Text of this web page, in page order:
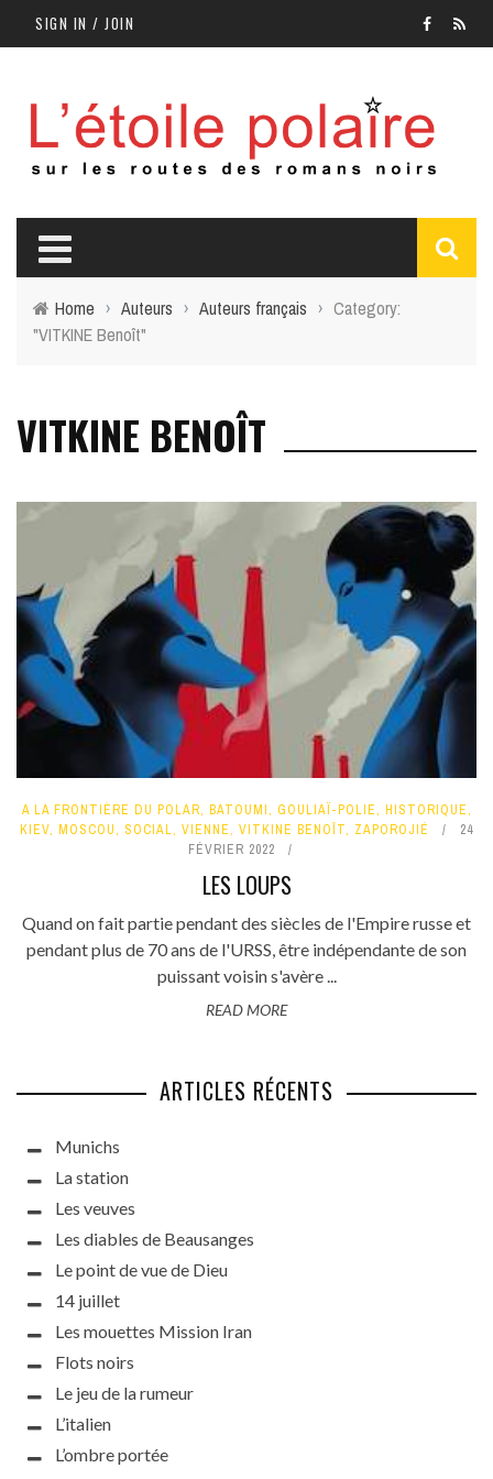
SIGN IN / JOIN
Home › Auteurs › Auteurs français › Category:
"VITKINE Benoît"
VITKINE BENOÎT
A LA FRONTIÈRE DU POLAR, BATOUMI, GOULIAÏ-POLIE, HISTORIQUE,
KIEV, MOSCOU, SOCIAL, VIENNE, VITKINE BENOÎT, ZAPOROJIÉ
24
FÉVRIER 2022
LES LOUPS
Quand on fait partie pendant des siècles de l'Empire russe et
pendant plus de 70 ans de l'URSS, être indépendante de son
puissant voisin s'avère ...
READ MORE
ARTICLES RÉCENTS
Munichs
La station
Les veuves
Les diables de Beausanges
Le point de vue de Dieu
14 juillet
Les mouettes Mission Iran
Flots noirs
Le jeu de la rumeur
L’italien
L’ombre portée